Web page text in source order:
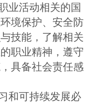
业活动相关的国
境保护、安全防
技能，了解相关
职业精神，遵守
具备社会责任感
和可持续发展必